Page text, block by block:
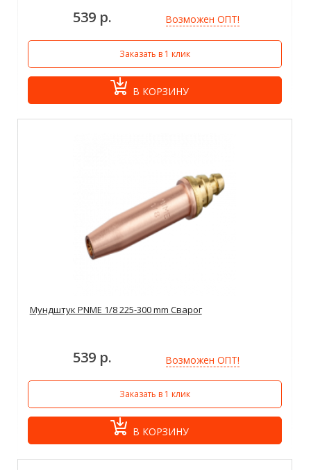
539 р. Возможен ОПТ!
Заказать в 1 клик
В КОРЗИНУ
Мундштук PNME 1/8 225-300 mm Сварог
539 р. Возможен ОПТ!
Заказать в 1 клик
В КОРЗИНУ